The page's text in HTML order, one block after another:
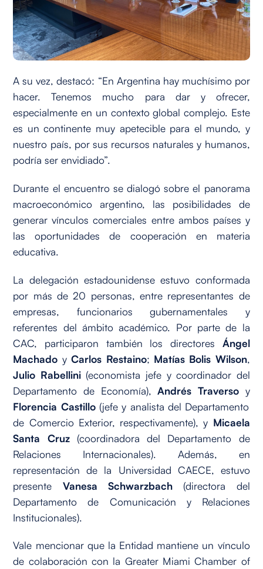
A su vez, destacó: “En Argentina hay muchísimo por
hacer. Tenemos mucho para dar y ofrecer,
especialmente en un contexto global complejo. Este
es un continente muy apetecible para el mundo, y
nuestro país, por sus recursos naturales y humanos,
podría ser envidiado”.
Durante el encuentro se dialogó sobre el panorama
macroeconómico argentino, las posibilidades de
generar vínculos comerciales entre ambos países y
las oportunidades de cooperación en materia
educativa.
La delegación estadounidense estuvo conformada
por más de 20 personas, entre representantes de
empresas, funcionarios gubernamentales y
referentes del ámbito académico. Por parte de la
CAC, participaron también los directores Ángel
Machado yCarlos Restaino; Matías Bolis Wilson,
Julio Rabellini (economista jefe y coordinador del
Departamento de Economía), Andrés Traversoy
Florencia Castillo(jefe y analista del Departamento
de Comercio Exterior, respectivamente), y Micaela
Santa Cruz(coordinadora del Departamento de
Relaciones Internacionales). Además, en
representación de la Universidad CAECE, estuvo
presente Vanesa Schwarzbach (directora del
Departamento de Comunicación y Relaciones
Institucionales).
Vale mencionar que la Entidad mantiene un vínculo
de colaboración con la Greater Miami Chamber of